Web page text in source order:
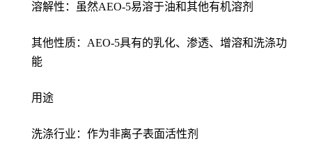
溶解性：虽然AEO-5易溶于油和其他有机溶剂
其他性质：AEO-5具有的乳化、渗透、增溶和洗涤功
能
用途
洗涤行业：作为非离子表面活性剂